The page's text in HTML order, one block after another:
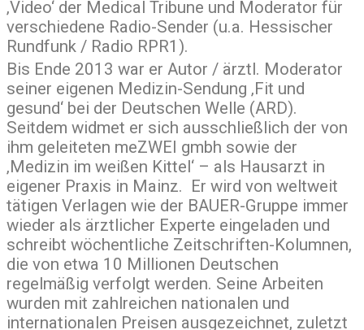
‚Video‘ der Medical Tribune und Moderator für
verschiedene Radio-Sender (u.a. Hessischer
Rundfunk / Radio RPR1).
Bis Ende 2013 war er Autor / ärztl. Moderator
seiner eigenen Medizin-Sendung ‚Fit und
gesund‘ bei der Deutschen Welle (ARD).
Seitdem widmet er sich ausschließlich der von
ihm geleiteten meZWEI gmbh sowie der
‚Medizin im weißen Kittel‘ – als Hausarzt in
eigener Praxis in Mainz. Er wird von weltweit
tätigen Verlagen wie der BAUER-Gruppe immer
wieder als ärztlicher Experte eingeladen und
schreibt wöchentliche Zeitschriften-Kolumnen,
die von etwa 10 Millionen Deutschen
regelmäßig verfolgt werden. Seine Arbeiten
wurden mit zahlreichen nationalen und
internationalen Preisen ausgezeichnet, zuletzt